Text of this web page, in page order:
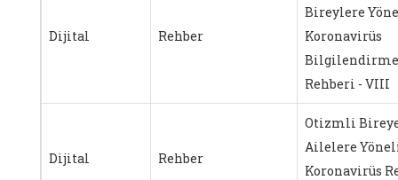
Dijital Rehber
Bireylere
Koronavirüs
Bilgilendirme
Rehberi - VIII
Dijital Rehber
Otizmli
Ailelere
Koronavirüs